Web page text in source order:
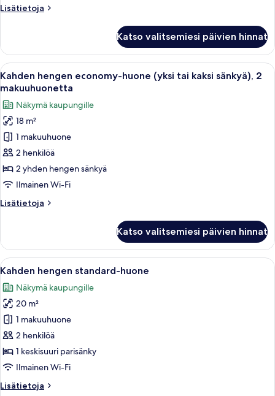
Lisätietoja
Lisätietoja
Katso valitsemiesi päivien hinnat
Avaa
kaikki
huonetyypin
Kahden
hengen
economy-
huone
(yksi
tai
sänkyä),
kuvat
Hotellihuone, jossa on työpöytä,
7
Kahden hengen economy-huone (yksi tai kaksi sänkyä), 2
makuuhuonetta
Näkymä kaupungille
18 m²
1 makuuhuone
2 henkilöä
2 yhden hengen sänkyä
Ilmainen Wi-Fi
Lisätietoja
Lisätietoja
economy-
huone
(yksi
kaksi
sänkyä),
2
makuuhuonetta
Katso valitsemiesi päivien hinnat
Avaa
kaikki
huonetyypin
Kahden
hengen
standard-
huone
kuvat
Hotellihuone, jossa on sänky,
6
Kahden hengen standard-huone
Näkymä kaupungille
20 m²
1 makuuhuone
2 henkilöä
1 keskisuuri parisänky
Ilmainen Wi-Fi
Lisätietoja
Lisätietoja